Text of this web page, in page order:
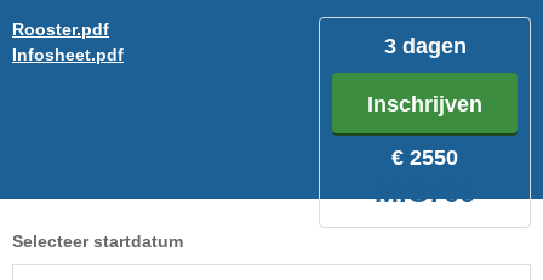
3 dagen
Inschrijven
€ 2550
MIC700
Rooster.pdf
Infosheet.pdf
Selecteer startdatum